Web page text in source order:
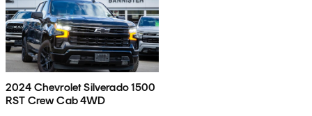
2024 Chevrolet Silverado 1500
RST Crew Cab 4WD